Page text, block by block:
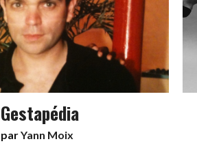
Gestapédia
parYann Moix